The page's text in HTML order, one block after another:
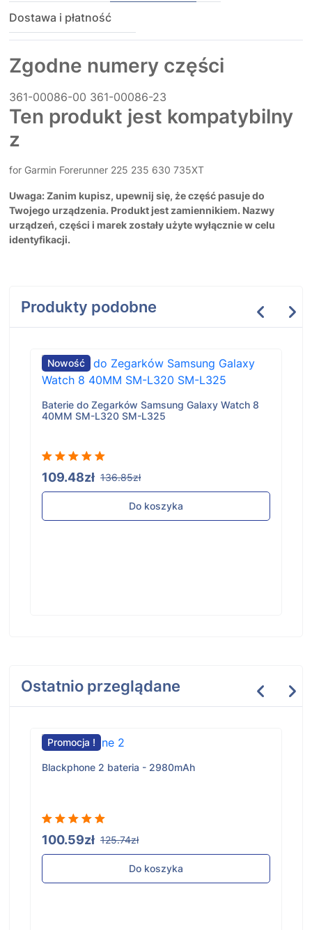
Dostawa i płatność
Zgodne numery części
361-00086-00 361-00086-23
Ten produkt jest kompatybilny
z
for Garmin Forerunner 225 235 630 735XT
Uwaga: Zanim kupisz, upewnij się, że część pasuje do
Twojego urządzenia. Produkt jest zamiennikiem. Nazwy
urządzeń, części i marek zostały użyte wyłącznie w celu
identyfikacji.
Produkty podobne
Nowość
Baterie do Zegarków Samsung Galaxy Watch 8
40MM SM-L320 SM-L325
109.48zł 136.85zł
Do koszyka
Ostatnio przeglądane
Promocja !
Blackphone 2 bateria - 2980mAh
100.59zł 125.74zł
Do koszyka